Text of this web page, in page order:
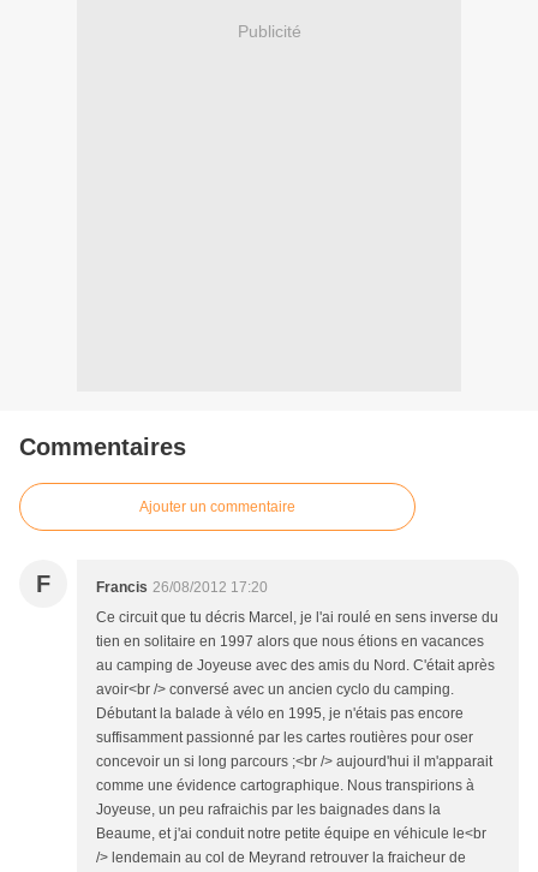
Publicité
Commentaires
Ajouter un commentaire
F Francis 26/08/2012 17:20
Ce circuit que tu décris Marcel, je l'ai roulé en sens inverse du
tien en solitaire en 1997 alors que nous étions en vacances
au camping de Joyeuse avec des amis du Nord. C'était après
avoir<br /> conversé avec un ancien cyclo du camping.
Débutant la balade à vélo en 1995, je n'étais pas encore
suffisamment passionné par les cartes routières pour oser
concevoir un si long parcours ;<br /> aujourd'hui il m'apparait
comme une évidence cartographique. Nous transpirions à
Joyeuse, un peu rafraichis par les baignades dans la
Beaume, et j'ai conduit notre petite équipe en véhicule le<br
/> lendemain au col de Meyrand retrouver la fraicheur de